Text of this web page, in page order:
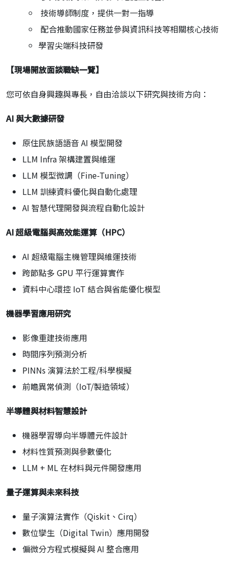
技術導師制度，提供一對一指導
配合推動國家任務並參與資訊科技等相關核心技術
學習尖端科技研發
【現場開放面談職缺一覽】
您可依自身興趣與專長，自由洽談以下研究與技術方向：
AI 與大數據研發
原住民族語語音 AI 模型開發
LLM Infra 架構建置與維運
LLM 模型微調（Fine-Tuning）
LLM 訓練資料優化與自動化處理
AI 智慧代理開發與流程自動化設計
AI超級電腦與高效能運算（HPC）
AI 超級電腦主機管理與維運技術
跨節點多 GPU 平行運算實作
資料中心環控 IoT 結合與省能優化模型
機器學習應用研究
影像重建技術應用
時間序列預測分析
PINNs 演算法於工程/科學模擬
前瞻異常偵測（IoT/製造領域）
半導體與材料智慧設計
機器學習導向半導體元件設計
材料性質預測與參數優化
LLM + ML 在材料與元件開發應用
量子運算與未來科技
量子演算法實作（Qiskit、Cirq）
數位孿生（Digital Twin）應用開發
偏微分方程式模擬與 AI 整合應用